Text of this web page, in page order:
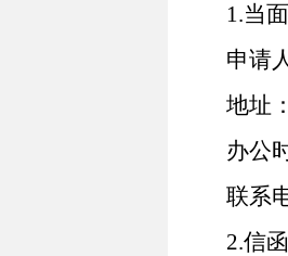
1.当
申请
地址
办公
联系
2.信